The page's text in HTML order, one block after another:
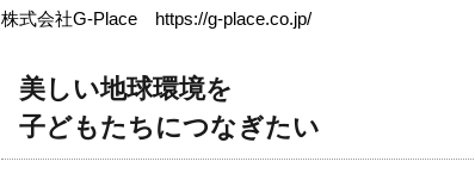
株式会社G-Place https://g-place.co.jp/
美しい地球環境を
子どもたちにつなぎたい